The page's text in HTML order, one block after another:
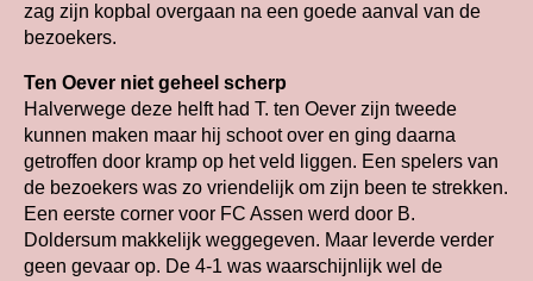
zag zijn kopbal overgaan na een goede aanval van de
bezoekers.
Ten Oever niet geheel scherp
Halverwege deze helft had T. ten Oever zijn tweede
kunnen maken maar hij schoot over en ging daarna
getroffen door kramp op het veld liggen. Een spelers van
de bezoekers was zo vriendelijk om zijn been te strekken.
Een eerste corner voor FC Assen werd door B.
Doldersum makkelijk weggegeven. Maar leverde verder
geen gevaar op. De 4-1 was waarschijnlijk wel de